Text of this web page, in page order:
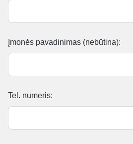
Įmonės pavadinimas (nebūtina):
Tel. numeris: